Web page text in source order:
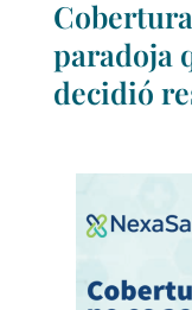
paradoja
decidió